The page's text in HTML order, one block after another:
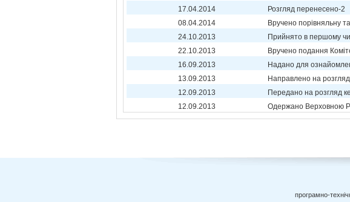
17.04.2014
Розгляд перенесено-2
08.04.2014
Вручено порівняльну
24.10.2013
Прийнято в першому
22.10.2013
Вручено подання
16.09.2013
Надано для
13.09.2013
Направлено на
12.09.2013
Передано на розгляд
12.09.2013
Одержано Верховною
програмно-